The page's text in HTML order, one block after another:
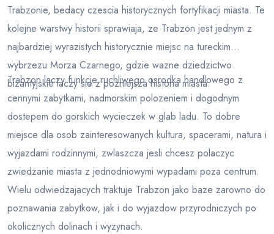
Trabzonie, bedacy czescia historycznych fortyfikacji miasta. Te
kolejne warstwy historii sprawiaja, ze Trabzon jest jednym z
najbardziej wyrazistych historycznie miejsc na tureckim
wybrzezu Morza Czarnego, gdzie wazne dziedzictwo
bizantyjskie laczy sie z pozniejsza historia miasta.
Trabzon laczy funkcje ruchliwego osrodka handlowego z
cennymi zabytkami, nadmorskim polozeniem i dogodnym
dostepem do gorskich wycieczek w glab ladu. To dobre
miejsce dla osob zainteresowanych kultura, spacerami, natura i
wyjazdami rodzinnymi, zwlaszcza jesli chcesz polaczyc
zwiedzanie miasta z jednodniowymi wypadami poza centrum.
Wielu odwiedzajacych traktuje Trabzon jako baze zarowno do
poznawania zabytkow, jak i do wyjazdow przyrodniczych po
okolicznych dolinach i wyzynach.